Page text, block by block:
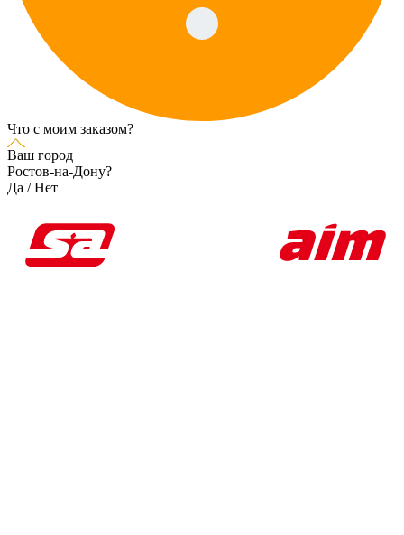
Что с моим заказом?
Ваш город
Ростов-на-Дону?
Да /Нет